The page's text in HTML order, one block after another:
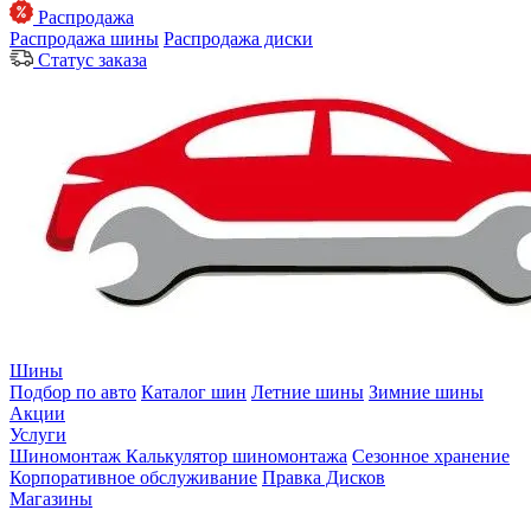
Распродажа
Распродажа шины Распродажа диски
Статус заказа
Шины
Подбор по авто Каталог шин Летние шины Зимние шины
Акции
Услуги
Шиномонтаж Калькулятор шиномонтажа Сезонное хранение
Корпоративное обслуживание Правка Дисков
Магазины